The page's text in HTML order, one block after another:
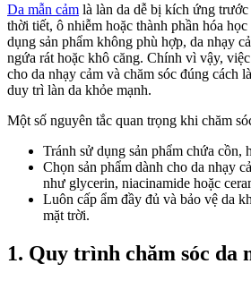
chăm
sóc
và
chọn
mỹ
phẩm
hợp
da
mẫn
cảm
Da mẫn cảm là làn da dễ bị kích ứng
thời tiết, ô nhiễm hoặc thành phần hóa
dụng sản phẩm không phù hợp, da nhạy
ngứa rát hoặc khô căng. Chính vì vậy,
cho da nhạy cảm và chăm sóc đúng cách
duy trì làn da khỏe mạnh.
Một số nguyên tắc quan trọng khi chăm
Tránh sử dụng sản phẩm chứa cồn,
Chọn sản phẩm dành cho da nhạy
như glycerin, niacinamide hoặc
Luôn cấp ẩm đầy đủ và bảo vệ da
mặt trời.
1. Quy trình chăm sóc da